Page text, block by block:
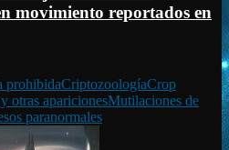
movimiento reportados en
prohibidaCriptozoologíaCrop
otras aparicionesMutilaciones de
paranormales